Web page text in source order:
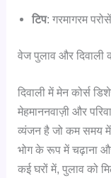
टिप: गरमागरम
वेज पुलाव और दिवाली
दिवाली में मेन कोर्स
मेहमाननवाज़ी और
व्यंजन है जो कम समय
भोग के रूप में चढ़ाना
कई घरों में, पुलाव को